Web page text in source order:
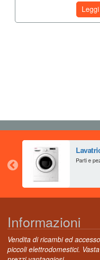
Parti e
Informazioni
Vendita di ricambi ed
piccoli elettrodomestici.